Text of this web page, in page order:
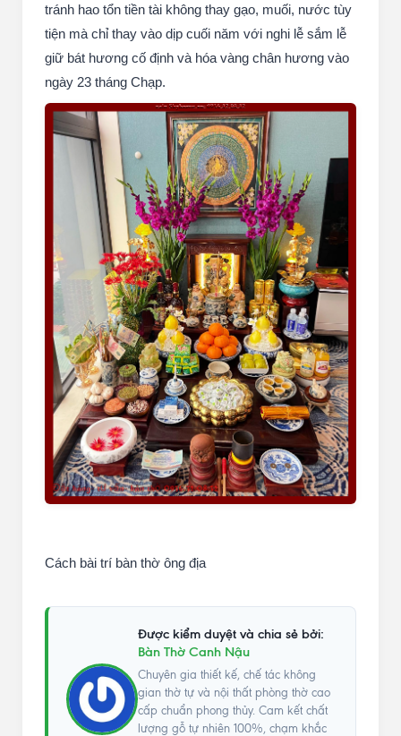
tránh hao tổn tiền tài không thay gạo, muối, nước tùy
tiện mà chỉ thay vào dịp cuối năm với nghi lễ sắm lễ
giữ bát hương cố định và hóa vàng chân hương vào
ngày 23 tháng Chạp.
Cách bài trí bàn thờ ông địa
Được kiểm duyệt và chia sẻ bởi:
Bàn Thờ Canh Nậu
Chuyên gia thiết kế, chế tác không
gian thờ tự và nội thất phòng thờ cao
cấp chuẩn phong thủy. Cam kết chất
lượng gỗ tự nhiên 100%, chạm khắc